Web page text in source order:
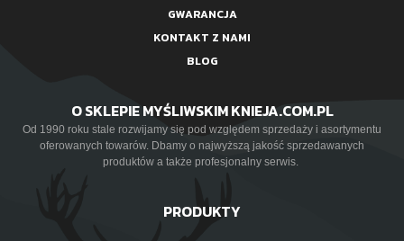
GWARANCJA
KONTAKT Z NAMI
BLOG
O SKLEPIE MYŚLIWSKIM KNIEJA.COM.PL
Od 1990 roku stale rozwijamy się pod względem sprzedaży i asortymentu
oferowanych towarów. Dbamy o najwyższą jakość sprzedawanych
produktów a także profesjonalny serwis.
PRODUKTY